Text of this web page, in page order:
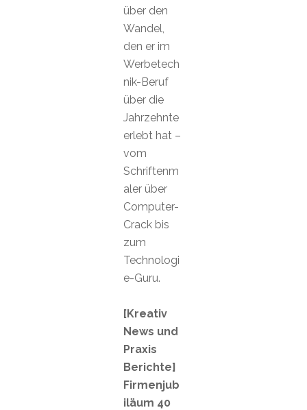
über den
Wandel,
den er im
Werbetech
nik-Beruf
über die
Jahrzehnte
erlebt hat –
vom
Schriftenm
aler über
Computer-
Crack bis
zum
Technologi
e-Guru.
[Kreativ
News und
Praxis
Berichte]
Firmenjub
iläum 40